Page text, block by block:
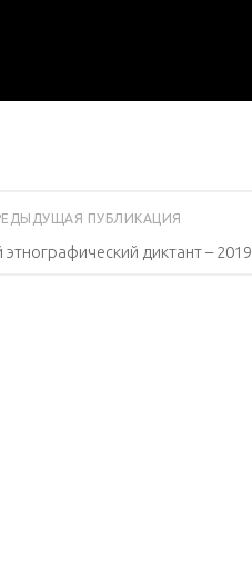
ПУБЛИКАЦИЯ
диктант – 2019